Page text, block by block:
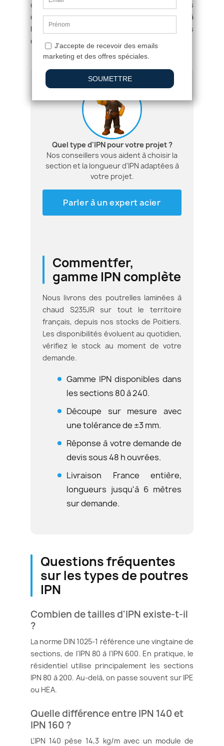
courtes à charge concentrée (linteaux, petites
ouvertures), IPE pour les portées moyennes à
longues, HEA/HEB pour les ossatures et les
charges lourdes.
Quel type d'IPN pour votre projet ?
Nos conseillers vous aident à choisir la
section et la longueur d'IPN adaptées à
votre projet.
Parler à un expert acier
Commentfer,
gamme IPN complète
Nous livrons des poutrelles laminées à
chaud S235JR sur tout le territoire
français, depuis nos stocks de Poitiers.
Les disponibilités évoluent au quotidien,
vérifiez le stock au moment de votre
demande.
Gamme IPN disponibles dans
les sections 80 à 240.
Découpe sur mesure avec
une tolérance de ±3 mm.
Réponse à votre demande de
devis sous 48 h ouvrées.
Livraison France entière,
longueurs jusqu'à 6 mètres
sur demande.
Questions fréquentes
sur les types de poutres
IPN
Combien de tailles d'IPN existe-t-il
?
La norme DIN 1025-1 référence une vingtaine de
sections, de l'IPN 80 à l'IPN 600. En pratique, le
résidentiel utilise principalement les sections
IPN 80 à 200. Au-delà, on passe souvent sur IPE
ou HEA.
Quelle différence entre IPN 140 et
IPN 160 ?
L'IPN 140 pèse 14,3 kg/m avec un module de